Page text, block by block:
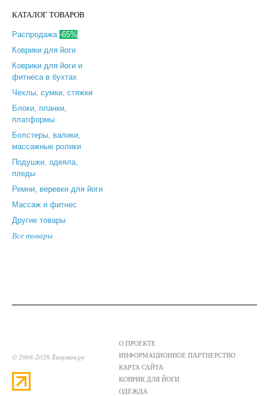
КАТАЛОГ ТОВАРОВ
Распродажа -65%
Коврики для йоги
Коврики для йоги и
фитнеса в бухтах
Чехлы, сумки, стяжки
Блоки, планки,
платформы
Болстеры, валики,
массажные ролики
Подушки, одеяла,
пледы
Ремни, веревки для йоги
Массаж и фитнес
Другие товары
Все товары
© 2008-2026 Хануман.ру
О ПРОЕКТЕ
ИНФОРМАЦИОННОЕ ПАРТНЕРСТВО
КАРТА САЙТА
КОВРИК ДЛЯ ЙОГИ
ОДЕЖДА